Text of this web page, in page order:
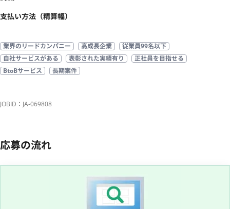
支払い方法（精算幅）
業界のリードカンパニー 高成長企業
従業員99名以下
自社サービスがある
表彰された実績有り
正社員を目指せる
BtoBサービス
長期案件
JOBID：JA-069808
応募の流れ